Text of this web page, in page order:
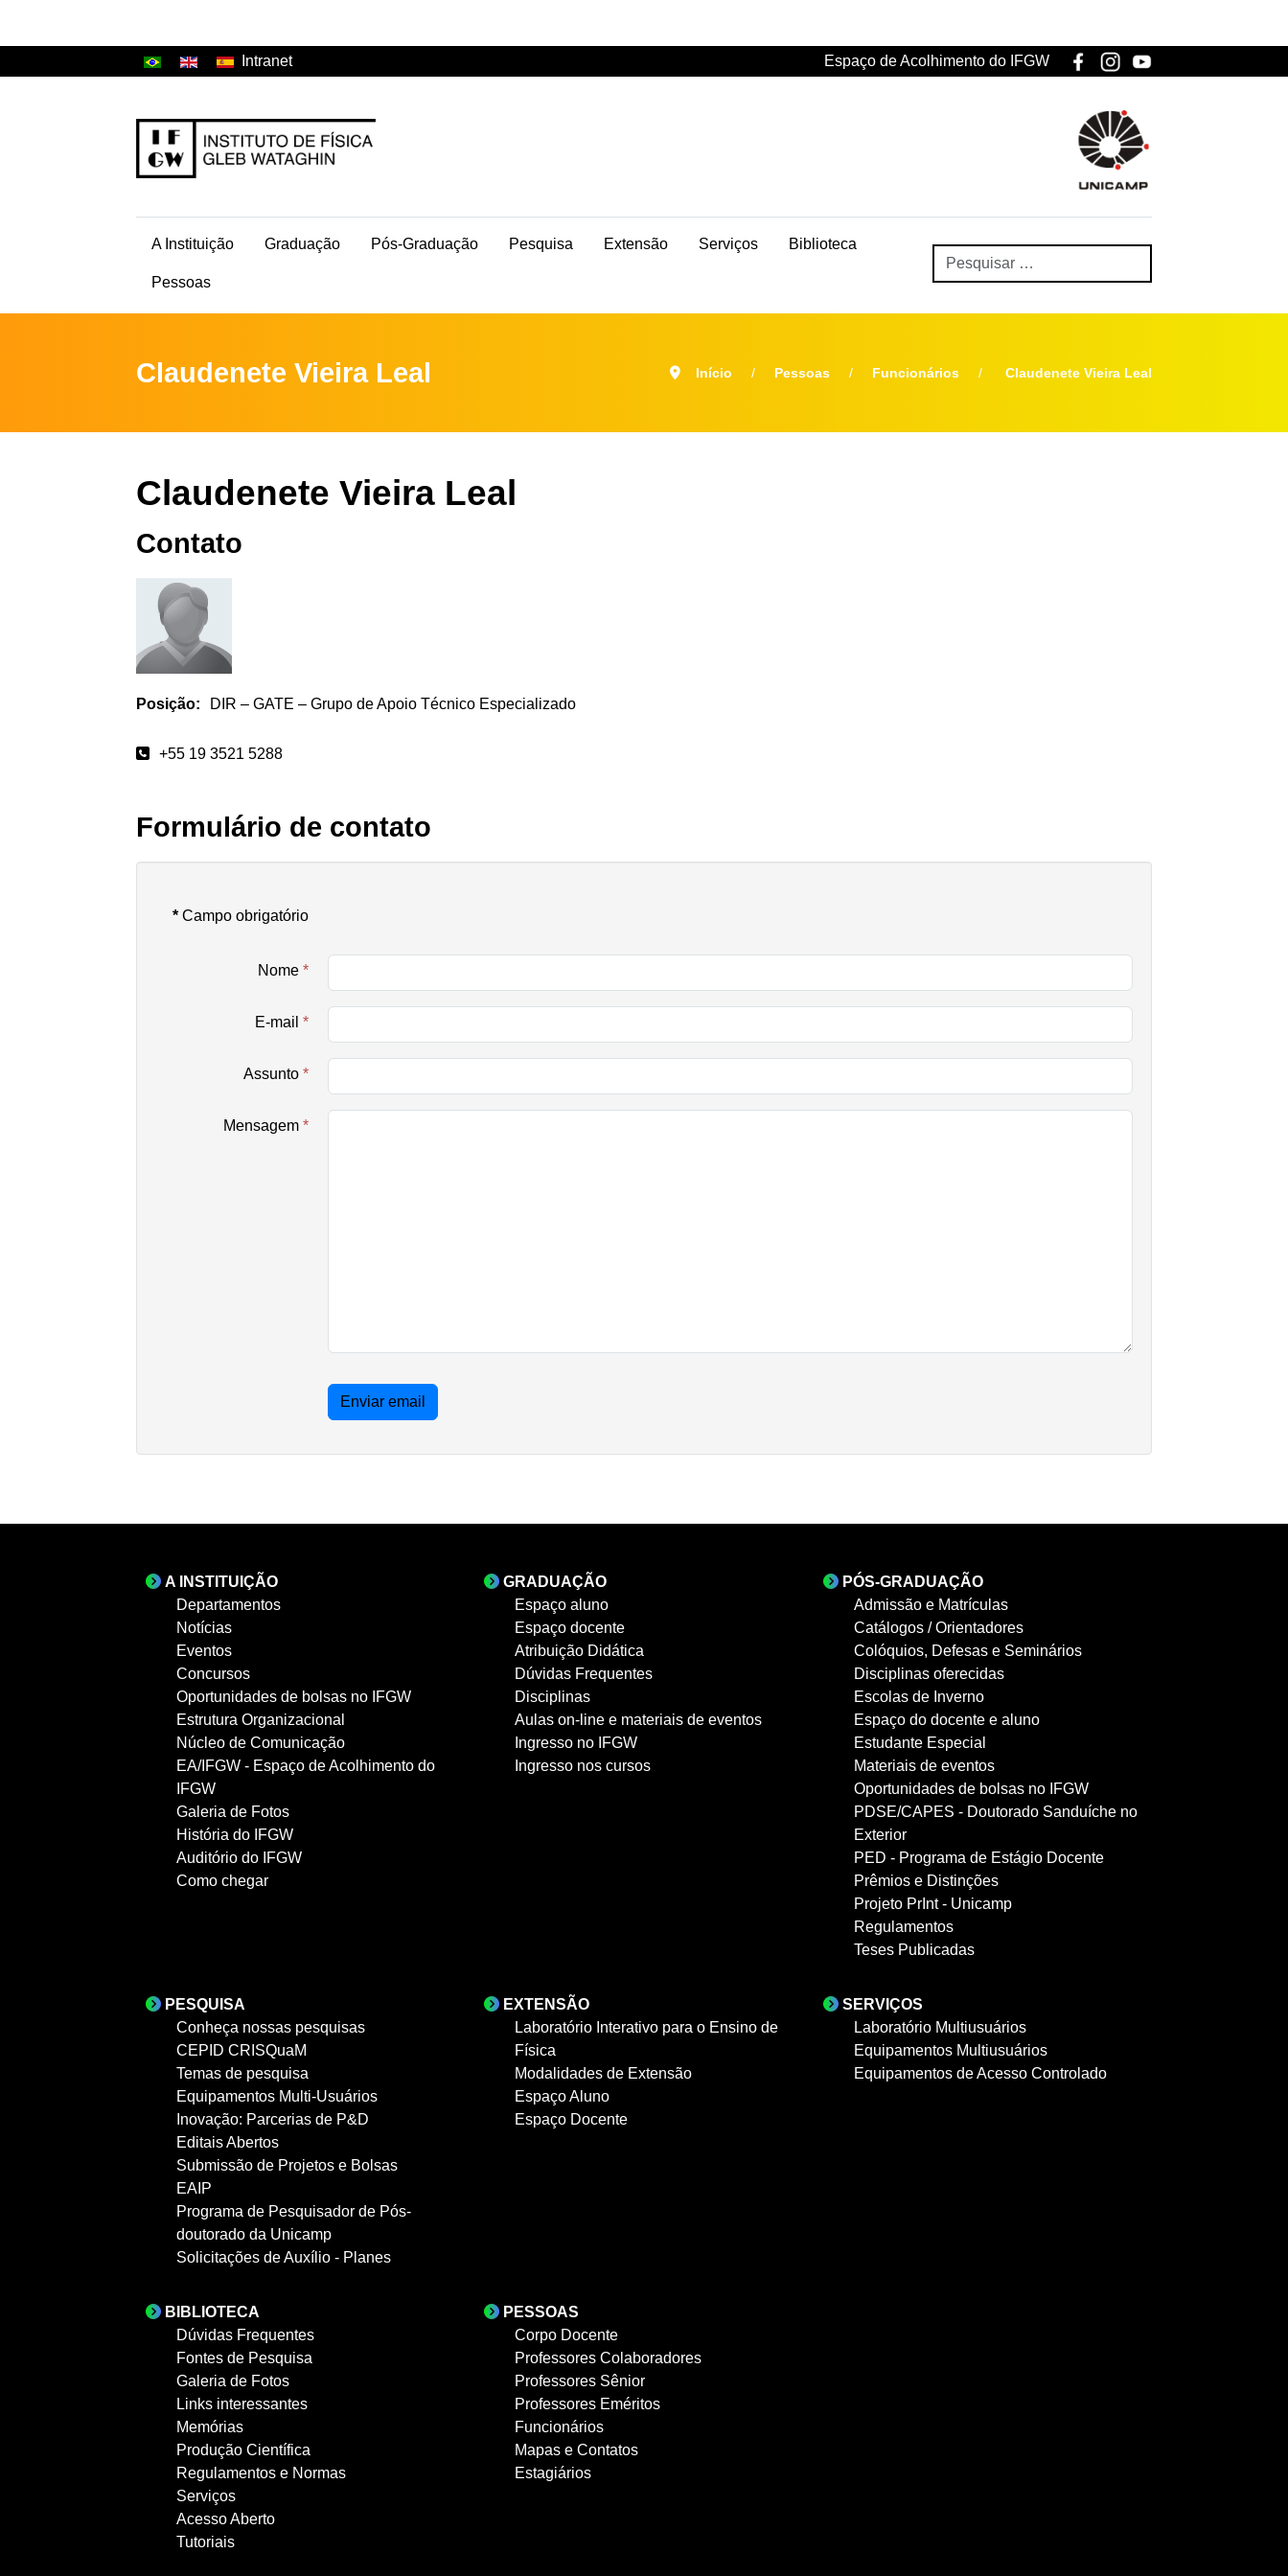
Intranet Espaço de Acolhimento do IFGW
A Instituição Graduação Pós-Graduação Pesquisa Extensão Serviços Biblioteca
Pessoas
Claudenete Vieira Leal Início Pessoas Funcionários Claudenete Vieira Leal
Claudenete Vieira Leal
Contato
Posição: DIR – GATE – Grupo de Apoio Técnico Especializado
+55 19 3521 5288
Formulário de contato
* Campo obrigatório
Nome *
E-mail *
Assunto *
Mensagem *
Enviar email
A INSTITUIÇÃO
Departamentos
Notícias
Eventos
Concursos
Oportunidades de bolsas no IFGW
Estrutura Organizacional
Núcleo de Comunicação
EA/IFGW - Espaço de Acolhimento do
IFGW
Galeria de Fotos
História do IFGW
Auditório do IFGW
Como chegar
GRADUAÇÃO
Espaço aluno
Espaço docente
Atribuição Didática
Dúvidas Frequentes
Disciplinas
Aulas on-line e materiais de eventos
Ingresso no IFGW
Ingresso nos cursos
PÓS-GRADUAÇÃO
Admissão e Matrículas
Catálogos / Orientadores
Colóquios, Defesas e Seminários
Disciplinas oferecidas
Escolas de Inverno
Espaço do docente e aluno
Estudante Especial
Materiais de eventos
Oportunidades de bolsas no IFGW
PDSE/CAPES - Doutorado Sanduíche no
Exterior
PED - Programa de Estágio Docente
Prêmios e Distinções
Projeto PrInt - Unicamp
Regulamentos
Teses Publicadas
PESQUISA
Conheça nossas pesquisas
CEPID CRISQuaM
Temas de pesquisa
Equipamentos Multi-Usuários
Inovação: Parcerias de P&D
Editais Abertos
Submissão de Projetos e Bolsas
EAIP
Programa de Pesquisador de Pós-
doutorado da Unicamp
Solicitações de Auxílio - Planes
EXTENSÃO
Laboratório Interativo para o Ensino de
Física
Modalidades de Extensão
Espaço Aluno
Espaço Docente
SERVIÇOS
Laboratório Multiusuários
Equipamentos Multiusuários
Equipamentos de Acesso Controlado
BIBLIOTECA
Dúvidas Frequentes
Fontes de Pesquisa
Galeria de Fotos
Links interessantes
Memórias
Produção Científica
Regulamentos e Normas
Serviços
Acesso Aberto
Tutoriais
PESSOAS
Corpo Docente
Professores Colaboradores
Professores Sênior
Professores Eméritos
Funcionários
Mapas e Contatos
Estagiários